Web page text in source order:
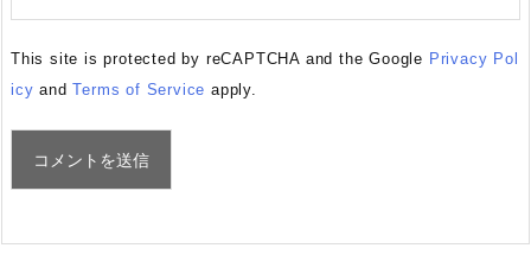
This site is protected by reCAPTCHA and the Google Privacy Pol
icy andTerms of Service apply.